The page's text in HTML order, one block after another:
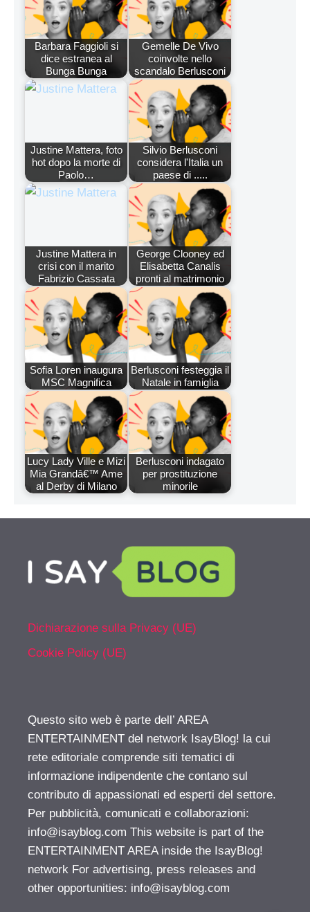
Barbara Faggioli si
dice estranea al
Bunga Bunga
Gemelle De Vivo
coinvolte nello
scandalo Berlusconi
Justine Mattera, foto
hot dopo la morte di
Paolo…
Silvio Berlusconi
considera l'Italia un
paese di .....
Justine Mattera in
crisi con il marito
Fabrizio Cassata
George Clooney ed
Elisabetta Canalis
pronti al matrimonio
Sofia Loren inaugura
MSC Magnifica
Berlusconi festeggia il
Natale in famiglia
Lucy Lady Ville e Mizi
Mia Grandâ€™ Ame
al Derby di Milano
Berlusconi indagato
per prostituzione
minorile
Dichiarazione sulla Privacy (UE)
Cookie Policy (UE)
Questo sito web è parte dell’ AREA
ENTERTAINMENT del network IsayBlog! la cui
rete editoriale comprende siti tematici di
informazione indipendente che contano sul
contributo di appassionati ed esperti del settore.
Per pubblicità, comunicati e collaborazioni:
info@isayblog.com This website is part of the
ENTERTAINMENT AREA inside the IsayBlog!
network For advertising, press releases and
other opportunities: info@isayblog.com